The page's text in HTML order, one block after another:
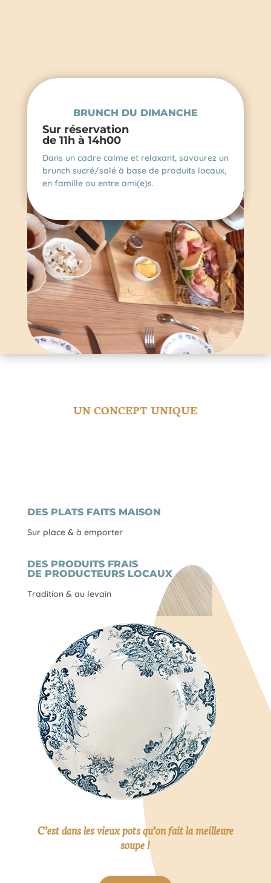
BRUNCH DU DIMANCHE
Sur réservation
de 11h à 14h00
Dans un cadre calme et relaxant, savourez un
brunch sucré/salé à base de produits locaux,
en famille ou entre ami(e)s.
UN CONCEPT UNIQUE
DES PLATS FAITS MAISON
Sur place & à emporter
DES PRODUITS FRAIS
DE PRODUCTEURS LOCAUX
Tradition & au levain
C’est dans les vieux pots qu’on fait la meilleure
soupe !